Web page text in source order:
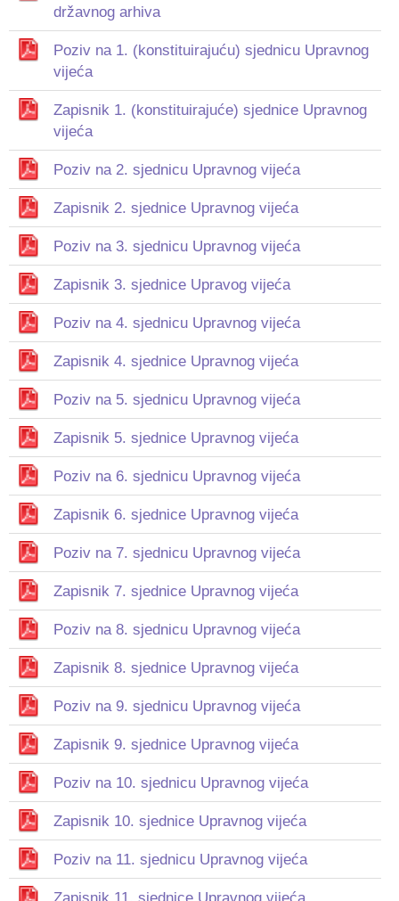
državnog arhiva
Poziv na 1. (konstituirajuću) sjednicu Upravnog
vijeća
Zapisnik 1. (konstituirajuće) sjednice Upravnog
vijeća
Poziv na 2. sjednicu Upravnog vijeća
Zapisnik 2. sjednice Upravnog vijeća
Poziv na 3. sjednicu Upravnog vijeća
Zapisnik 3. sjednice Upravog vijeća
Poziv na 4. sjednicu Upravnog vijeća
Zapisnik 4. sjednice Upravnog vijeća
Poziv na 5. sjednicu Upravnog vijeća
Zapisnik 5. sjednice Upravnog vijeća
Poziv na 6. sjednicu Upravnog vijeća
Zapisnik 6. sjednice Upravnog vijeća
Poziv na 7. sjednicu Upravnog vijeća
Zapisnik 7. sjednice Upravnog vijeća
Poziv na 8. sjednicu Upravnog vijeća
Zapisnik 8. sjednice Upravnog vijeća
Poziv na 9. sjednicu Upravnog vijeća
Zapisnik 9. sjednice Upravnog vijeća
Poziv na 10. sjednicu Upravnog vijeća
Zapisnik 10. sjednice Upravnog vijeća
Poziv na 11. sjednicu Upravnog vijeća